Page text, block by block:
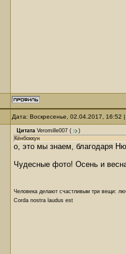
Дата: Воскресенье, 02.04.2017,
Цитата Veromille007 (
)
Кёнбоккун
о, это мы знаем, благодаря
Чудесные фото! Осень и
Человека делают счастливым три вещи:
Corda nostra laudus est